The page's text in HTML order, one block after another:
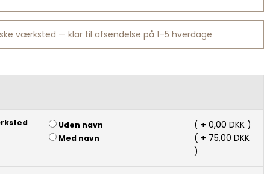
værksted — klar til afsendelse på 1–5 hverdage
Uden navn ( + 0,00 DKK )
Med navn ( + 75,00 DKK
)